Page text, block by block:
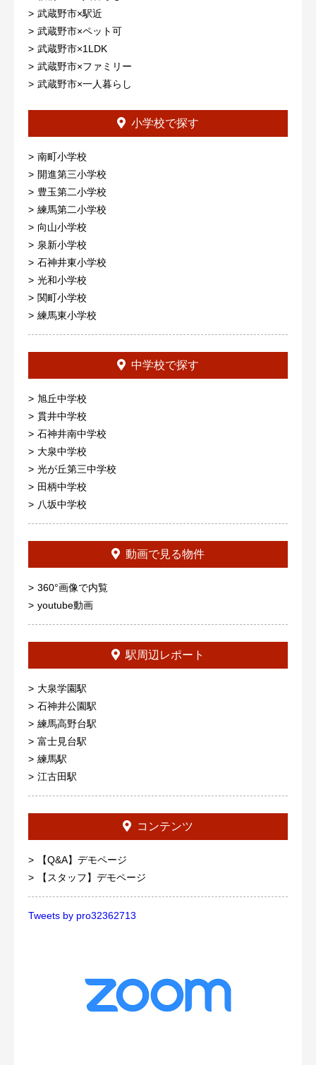
武蔵野市×駅近
武蔵野市×ペット可
武蔵野市×1LDK
武蔵野市×ファミリー
武蔵野市×一人暮らし
小学校で探す
南町小学校
開進第三小学校
豊玉第二小学校
練馬第二小学校
向山小学校
泉新小学校
石神井東小学校
光和小学校
関町小学校
練馬東小学校
中学校で探す
旭丘中学校
貫井中学校
石神井南中学校
大泉中学校
光が丘第三中学校
田柄中学校
八坂中学校
動画で見る物件
360°画像で内覧
youtube動画
駅周辺レポート
大泉学園駅
石神井公園駅
練馬高野台駅
富士見台駅
練馬駅
江古田駅
コンテンツ
【Q&A】デモページ
【スタッフ】デモページ
Tweets by pro32362713